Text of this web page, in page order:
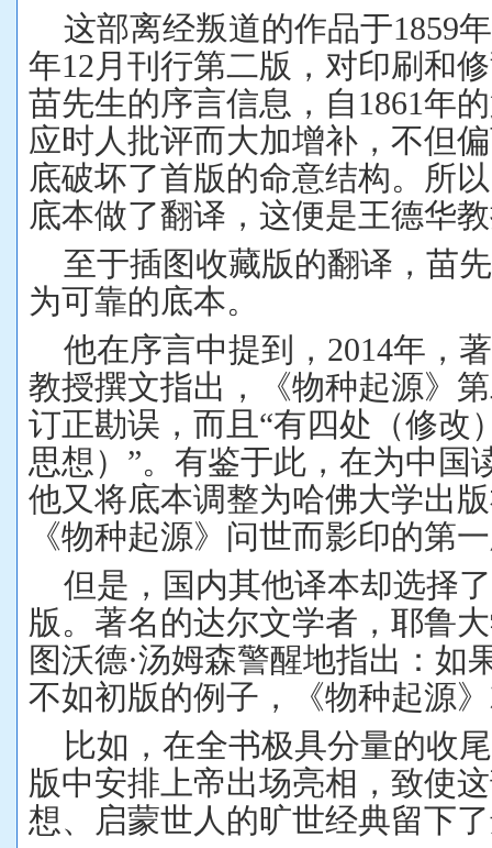
这部离经叛道的作品于1859年
年12 月刊行第二版，对印刷和
苗先生的序言信息，自 1861年
应时人批评而大加增补，不但
底破坏了首版的命意结构。所
底本做了翻译，这便是王德华
至于插图收藏版的翻译，苗
为可靠的底本。
他在序言中提到， 2014年，
教授撰文指出，《物种起源》
订正勘误，而且“有四处（修
思想）”。有鉴于此，在为中国
他又将底本调整为哈佛大学出
《物种起源》问世而影印的第
但是，国内其他译本却选择
版。著名的达尔文学者，耶鲁
图沃德·汤姆森警醒地指出：如
不如初版的例子，《物种起源
比如，在全书极具分量的收
版中安排上帝出场亮相，致使
想、启蒙世人的旷世经典留下